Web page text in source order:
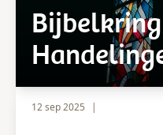
12 sep 2025 |